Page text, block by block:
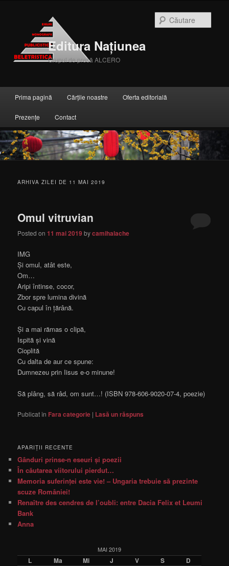
Editura Națiunea
Grupul de presă ALCERO
Sari la conținutul principal
Sari la conținutul secundar
Prima pagină Cărțile noastre Oferta editorială
Prezențe Contact
ARHIVA ZILEI DE 11 MAI 2019
Omul vitruvian
Posted on11 mai 2019bycamihalache
IMG
Și omul, atât este,
Om…
Aripi întinse, cocor,
Zbor spre lumina divină
Cu capul în țărână.
Și a mai rămas o clipă,
Ispită și vină
Cioplită
Cu dalta de aur ce spune:
Dumnezeu prin Iisus e-o minune!
Să plâng, să râd, om sunt…! (ISBN 978-606-9020-07-4, poezie)
Publicat în Fara categorie | Lasă un răspuns
APARIŢII RECENTE
Gânduri prinse-n eseuri şi poezii
În căutarea viitorului pierdut…
Memoria suferinţei este vie! – Ungaria trebuie să prezinte
scuze României!
Renaître des cendres de l’oubli: entre Dacia Felix et Leumi
Bank
Anna
MAI 2019
L Ma Mi J V S D